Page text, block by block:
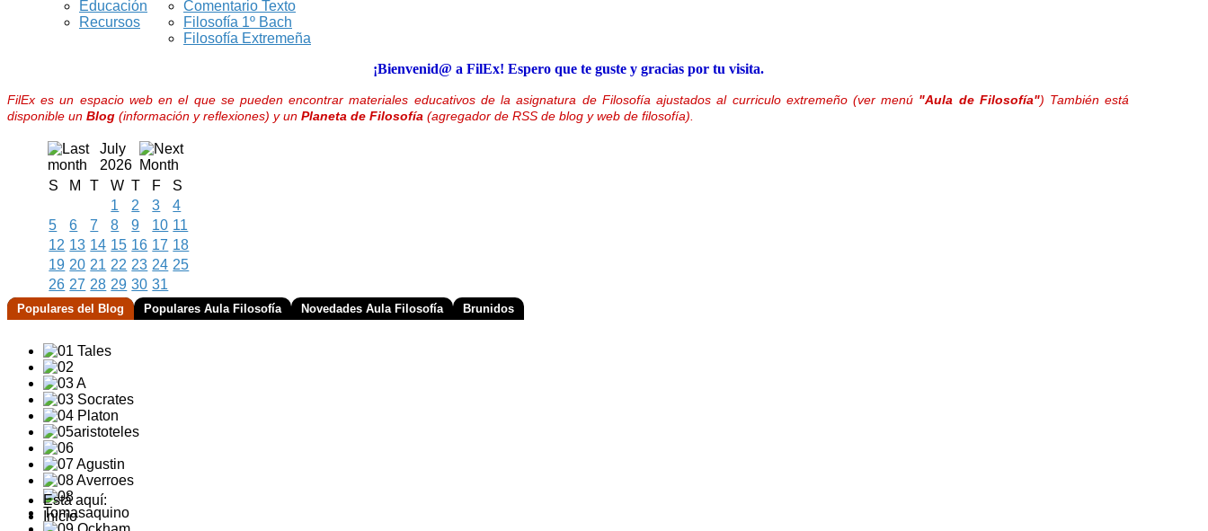
Educación
Recursos
Comentario Texto
Filosofía 1º Bach
Filosofía Extremeña
¡Bienvenid@ a FilEx! Espero que te guste y gracias por tu visita.
FilEx es un espacio web en el que se pueden encontrar materiales educativos de la asignatura de Filosofía ajustados al curriculo extremeño (ver menú "Aula de Filosofía") También está
disponible un Blog (información y reflexiones) y un Planeta de Filosofía (agregador de RSS de blog y web de filosofía).
July
2026
S
M T W T F
S
1
2 3
4
5
6 7 8 9 10 11
12 13 14 15 16 17 18
19 20 21 22 23 24 25
26 27 28 29 30 31
Populares del Blog Populares Aula Filosofía Novedades Aula Filosofía Brunidos
Está aquí:
Inicio